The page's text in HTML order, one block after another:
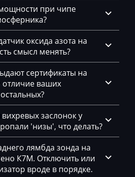
при чипе
оксида азота на
смысл менять?
сертификаты на
ваших
заслонок у
'низы', что делать?
лямбда зонда на
К7М. Отключить или
вроде в порядке.